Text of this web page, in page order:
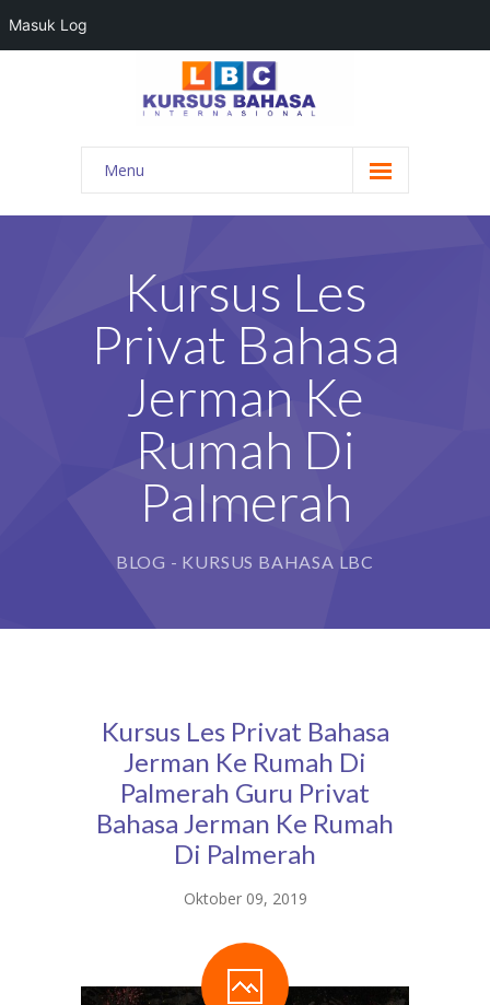
Menu
HOME
KONTAK KAMI
BLOG
DAFTAR GURU
Kursus Les
Privat Bahasa
Jerman Ke
Rumah Di
Palmerah
BLOG - KURSUS BAHASA LBC
Kursus Les Privat Bahasa
Jerman Ke Rumah Di
Palmerah Guru Privat
Bahasa Jerman Ke Rumah
Di Palmerah
Oktober 09, 2019
Masuk Log